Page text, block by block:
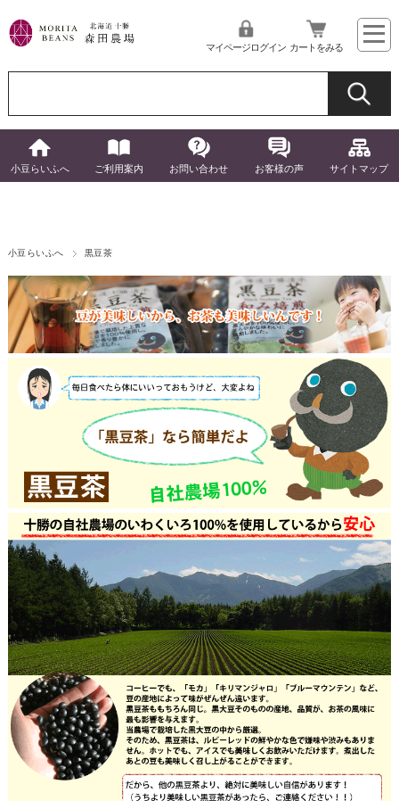
マイページログイン カートをみる
小豆らいふへ ご利用案内 お問い合わせ お客様の声 サイトマップ
小豆らいふへ 黒豆茶